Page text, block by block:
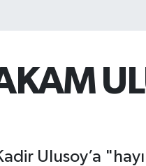
Ulusoy’a